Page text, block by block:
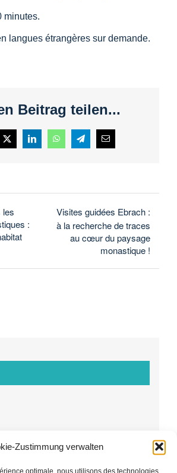
Zustimmung verwalten
optimale, nous utilisons des technologies
minutes.
langues étrangères sur demande.
Beitrag teilen...
X LinkedInWhatsAppTelegramCourriel
les
:
Visites guidées Ebrach :
à la recherche de traces
au cœur du paysage
monastique !